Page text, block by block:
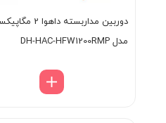
دوربین مداربسته داهوا 2
مدل DH-HAC-HFW1200RMP